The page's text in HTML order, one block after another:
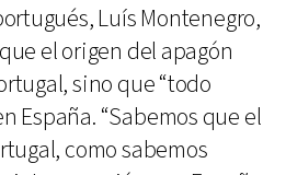
Luís Montenegro,
el origen del apagón
sino que “todo
España. “Sabemos que el
como sabemos